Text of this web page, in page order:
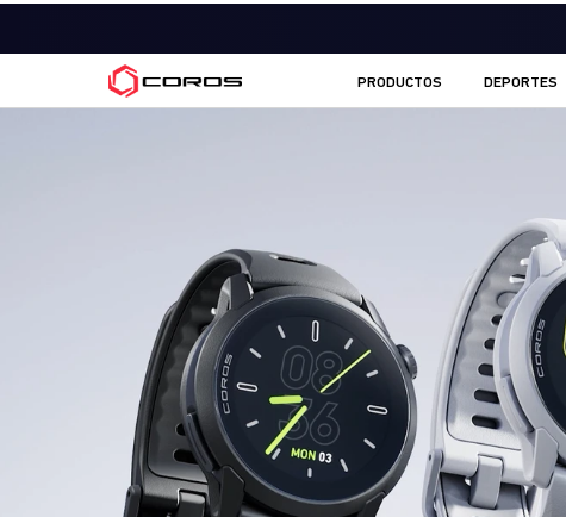
COROS ES
PRODUCTOS DEPORTES